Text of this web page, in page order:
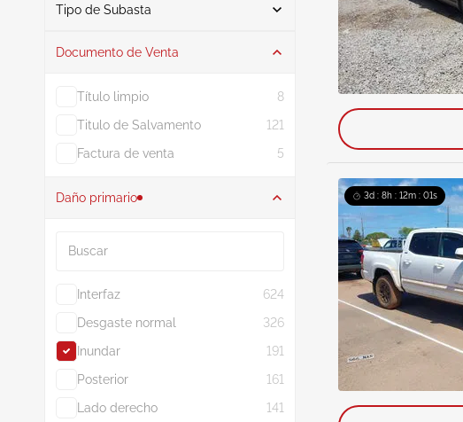
De
Tipo de Subasta
Subasta 190
Documento de Venta
Título limpio
8
Titulo de Salvamento
121
Factura de venta
5
Daño primario
Interfaz
624
Desgaste normal
326
Inundar
191
Posterior
161
Lado derecho
141
3d : 8h : 12m : 00s